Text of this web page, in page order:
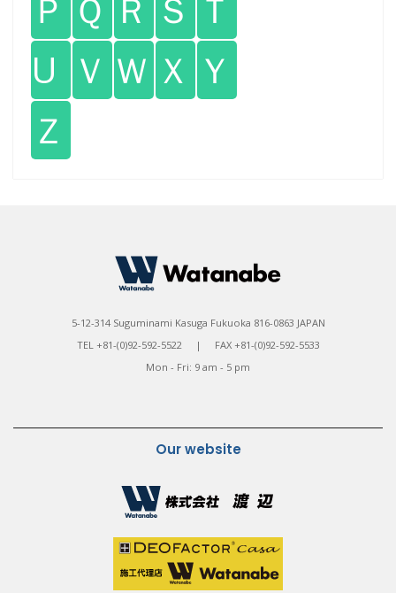
U Ｖ Ｗ Ｘ Ｙ
Ｚ
5-12-314 Suguminami Kasuga Fukuoka 816-0863 JAPAN
TEL +81-(0)92-592-5522 | FAX +81-(0)92-592-5533
Mon - Fri: 9 am - 5 pm
Our website